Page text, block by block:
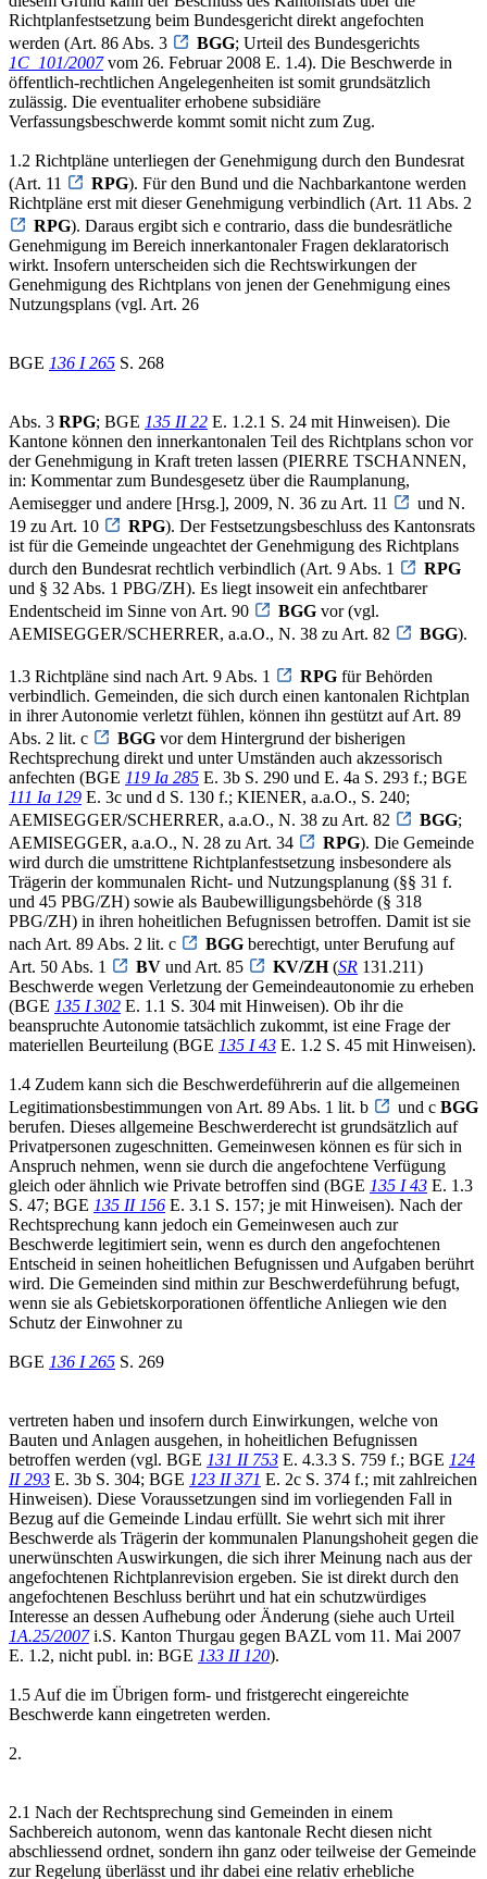
Richtplanfestsetzung beim Bundesgericht direkt angefochten
werden (Art. 86 Abs. 3
BGG; Urteil des Bundesgerichts
1C_101/2007vom 26. Februar 2008 E. 1.4). Die Beschwerde in
öffentlich-rechtlichen Angelegenheiten ist somit grundsätzlich
zulässig. Die eventualiter erhobene subsidiäre
Verfassungsbeschwerde kommt somit nicht zum Zug.
1.2 Richtpläne unterliegen der Genehmigung durch den Bundesrat
(Art. 11
RPG). Für den Bund und die Nachbarkantone werden
Richtpläne erst mit dieser Genehmigung verbindlich (Art. 11 Abs. 2
RPG). Daraus ergibt sich e contrario, dass die bundesrätliche
Genehmigung im Bereich innerkantonaler Fragen deklaratorisch
wirkt. Insofern unterscheiden sich die Rechtswirkungen der
Genehmigung des Richtplans von jenen der Genehmigung eines
Nutzungsplans (vgl. Art. 26
BGE 136 I 265 S. 268
Abs. 3 RPG; BGE 135 II 22 E. 1.2.1 S. 24 mit Hinweisen). Die
Kantone können den innerkantonalen Teil des Richtplans schon vor
der Genehmigung in Kraft treten lassen (PIERRE TSCHANNEN,
in: Kommentar zum Bundesgesetz über die Raumplanung,
Aemisegger und andere [Hrsg.], 2009, N. 36 zu Art. 11
und N.
19 zu Art. 10
RPG). Der Festsetzungsbeschluss des Kantonsrats
ist für die Gemeinde ungeachtet der Genehmigung des Richtplans
durch den Bundesrat rechtlich verbindlich (Art. 9 Abs. 1
RPG
und § 32 Abs. 1 PBG/ZH). Es liegt insoweit ein anfechtbarer
Endentscheid im Sinne von Art. 90
BGG vor (vgl.
AEMISEGGER/SCHERRER, a.a.O., N. 38 zu Art. 82
BGG).
1.3 Richtpläne sind nach Art. 9 Abs. 1 RPG für Behörden
verbindlich. Gemeinden, die sich durch einen kantonalen Richtplan
in ihrer Autonomie verletzt fühlen, können ihn gestützt auf Art. 89
Abs. 2 lit. c
BGG vor dem Hintergrund der bisherigen
Rechtsprechung direkt und unter Umständen auch akzessorisch
anfechten (BGE 119 Ia 285 E. 3b S. 290 und E. 4a S. 293 f.; BGE
111 Ia 129 E. 3c und d S. 130 f.; KIENER, a.a.O., S. 240;
AEMISEGGER/SCHERRER, a.a.O., N. 38 zu Art. 82
BGG;
AEMISEGGER, a.a.O., N. 28 zu Art. 34
RPG). Die Gemeinde
wird durch die umstrittene Richtplanfestsetzung insbesondere als
Trägerin der kommunalen Richt- und Nutzungsplanung (§§ 31 f.
und 45 PBG/ZH) sowie als Baubewilligungsbehörde (§ 318
PBG/ZH) in ihren hoheitlichen Befugnissen betroffen. Damit ist sie
nach Art. 89 Abs. 2 lit. c
BGG berechtigt, unter Berufung auf
Art. 50 Abs. 1
BV und Art. 85 KV/ZH(SR 131.211)
Beschwerde wegen Verletzung der Gemeindeautonomie zu erheben
(BGE 135 I 302 E. 1.1 S. 304 mit Hinweisen). Ob ihr die
beanspruchte Autonomie tatsächlich zukommt, ist eine Frage der
materiellen Beurteilung (BGE 135 I 43 E. 1.2 S. 45 mit Hinweisen).
1.4 Zudem kann sich die Beschwerdeführerin auf die allgemeinen
Legitimationsbestimmungen von Art. 89 Abs. 1 lit. b
und c BGG
berufen. Dieses allgemeine Beschwerderecht ist grundsätzlich auf
Privatpersonen zugeschnitten. Gemeinwesen können es für sich in
Anspruch nehmen, wenn sie durch die angefochtene Verfügung
gleich oder ähnlich wie Private betroffen sind (BGE 135 I 43 E. 1.3
S. 47; BGE 135 II 156 E. 3.1 S. 157; je mit Hinweisen). Nach der
Rechtsprechung kann jedoch ein Gemeinwesen auch zur
Beschwerde legitimiert sein, wenn es durch den angefochtenen
Entscheid in seinen hoheitlichen Befugnissen und Aufgaben berührt
wird. Die Gemeinden sind mithin zur Beschwerdeführung befugt,
wenn sie als Gebietskorporationen öffentliche Anliegen wie den
Schutz der Einwohner zu
BGE 136 I 265 S. 269
vertreten haben und insofern durch Einwirkungen, welche von
Bauten und Anlagen ausgehen, in hoheitlichen Befugnissen
betroffen werden (vgl. BGE 131 II 753 E. 4.3.3 S. 759 f.; BGE 124
II 293 E. 3b S. 304; BGE 123 II 371 E. 2c S. 374 f.; mit zahlreichen
Hinweisen). Diese Voraussetzungen sind im vorliegenden Fall in
Bezug auf die Gemeinde Lindau erfüllt. Sie wehrt sich mit ihrer
Beschwerde als Trägerin der kommunalen Planungshoheit gegen die
unerwünschten Auswirkungen, die sich ihrer Meinung nach aus der
angefochtenen Richtplanrevision ergeben. Sie ist direkt durch den
angefochtenen Beschluss berührt und hat ein schutzwürdiges
Interesse an dessen Aufhebung oder Änderung (siehe auch Urteil
1A.25/2007i.S. Kanton Thurgau gegen BAZL vom 11. Mai 2007
E. 1.2, nicht publ. in: BGE 133 II 120).
1.5 Auf die im Übrigen form- und fristgerecht eingereichte
Beschwerde kann eingetreten werden.
2.
2.1 Nach der Rechtsprechung sind Gemeinden in einem
Sachbereich autonom, wenn das kantonale Recht diesen nicht
abschliessend ordnet, sondern ihn ganz oder teilweise der Gemeinde
zur Regelung überlässt und ihr dabei eine relativ erhebliche